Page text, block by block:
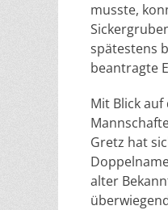
musste,
spätestens
beantragte
Mit Blick
Gretz hat
alter